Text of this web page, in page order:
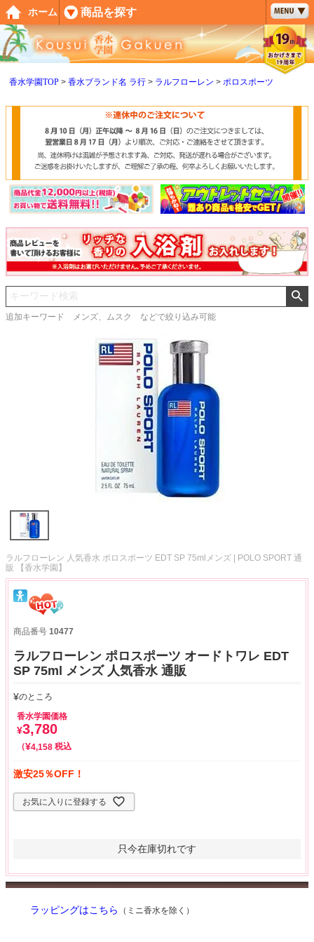
香水学園TOP 香水ブランド名 ラ行 ラルフローレン ポロスポーツ
追加キーワード メンズ、ムスク などで絞り込み可能
ラルフローレン 人気香水 ポロスポーツ EDT SP 75mlメンズ | POLO SPORT 通
販 【香水学園】
商品番号 10477
ラルフローレン ポロスポーツ オードトワレ EDT
SP 75ml メンズ 人気香水 通販
¥のところ
香水学園価格
¥3,780
¥4,158 税込
激安25％OFF！
お気に入りに登録する
只今在庫切れです
ラッピングはこちら （ミニ香水を除く）
ペー
ジト
ップ
へ
ホーム 商品を探す